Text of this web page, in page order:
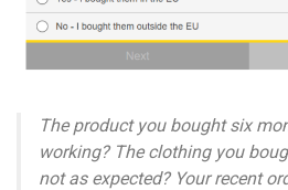
The product you bought six
working? The clothing you
not as expected? Your recent